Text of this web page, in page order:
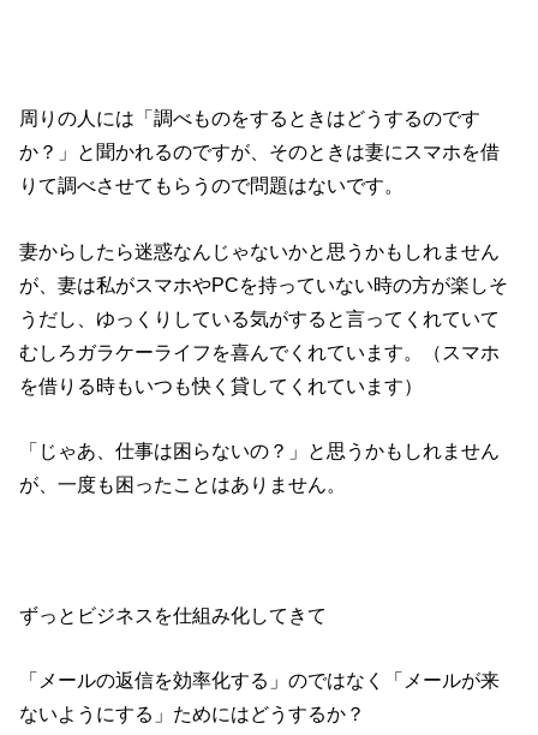
周りの人には「調べものをするときはどうするのです
か？」と聞かれるのですが、そのときは妻にスマホを借
りて調べさせてもらうので問題はないです。
妻からしたら迷惑なんじゃないかと思うかもしれません
が、妻は私がスマホやPCを持っていない時の方が楽しそ
うだし、ゆっくりしている気がすると言ってくれていて
むしろガラケーライフを喜んでくれています。（スマホ
を借りる時もいつも快く貸してくれています）
「じゃあ、仕事は困らないの？」と思うかもしれません
が、一度も困ったことはありません。
ずっとビジネスを仕組み化してきて
「メールの返信を効率化する」のではなく「メールが来
ないようにする」ためにはどうするか？